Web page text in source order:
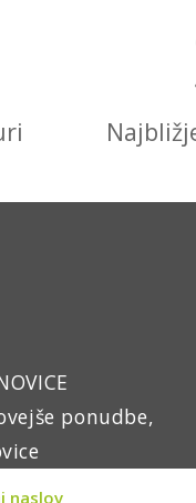
ponudbe,